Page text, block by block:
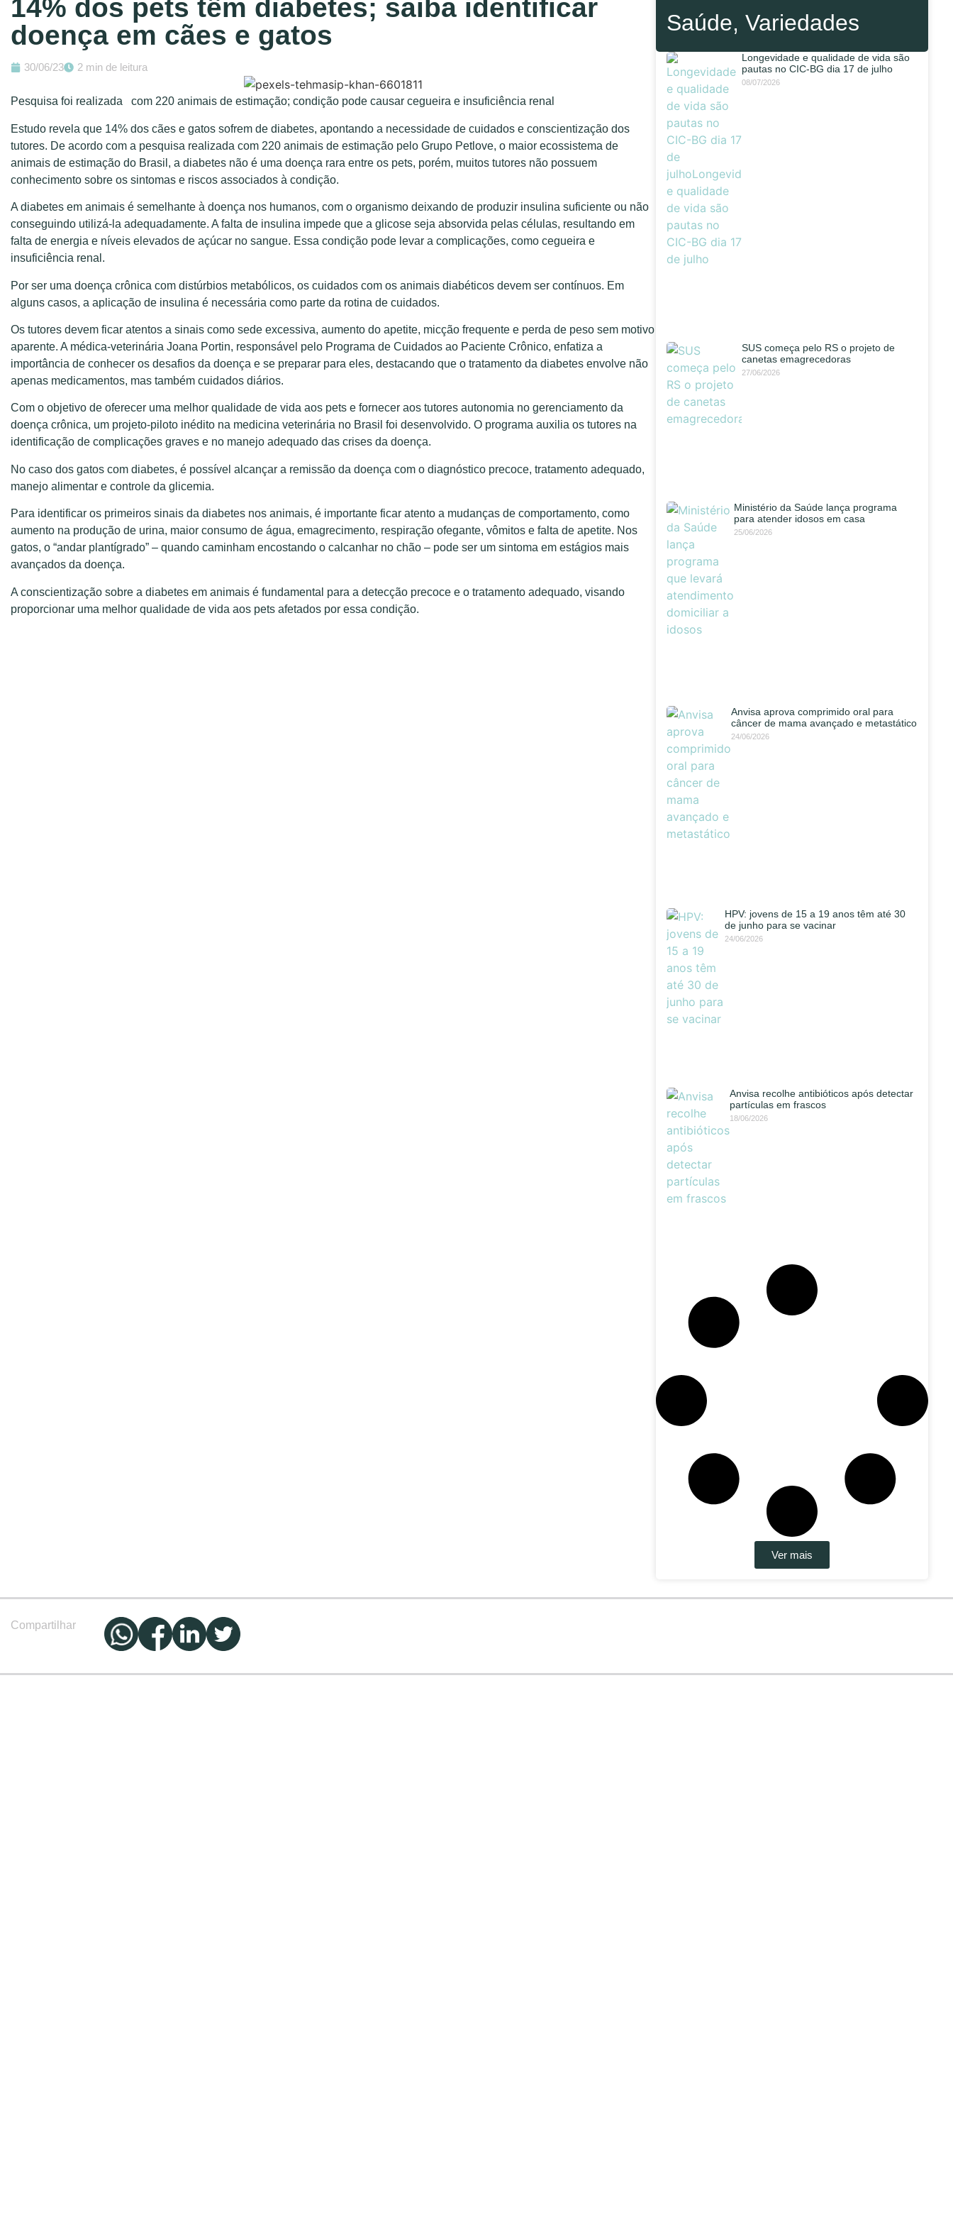
14% dos pets têm diabetes; saiba identificar
doença em cães e gatos
30/06/23 2 min de leitura
Pesquisa foi realizada com 220 animais de estimação; condição pode causar cegueira e insuficiência renal
Estudo revela que 14% dos cães e gatos sofrem de diabetes, apontando a necessidade de cuidados e conscientização dos
tutores. De acordo com a pesquisa realizada com 220 animais de estimação pelo Grupo Petlove, o maior ecossistema de
animais de estimação do Brasil, a diabetes não é uma doença rara entre os pets, porém, muitos tutores não possuem
conhecimento sobre os sintomas e riscos associados à condição.
A diabetes em animais é semelhante à doença nos humanos, com o organismo deixando de produzir insulina suficiente ou não
conseguindo utilizá-la adequadamente. A falta de insulina impede que a glicose seja absorvida pelas células, resultando em
falta de energia e níveis elevados de açúcar no sangue. Essa condição pode levar a complicações, como cegueira e
insuficiência renal.
Por ser uma doença crônica com distúrbios metabólicos, os cuidados com os animais diabéticos devem ser contínuos. Em
alguns casos, a aplicação de insulina é necessária como parte da rotina de cuidados.
Os tutores devem ficar atentos a sinais como sede excessiva, aumento do apetite, micção frequente e perda de peso sem motivo
aparente. A médica-veterinária Joana Portin, responsável pelo Programa de Cuidados ao Paciente Crônico, enfatiza a
importância de conhecer os desafios da doença e se preparar para eles, destacando que o tratamento da diabetes envolve não
apenas medicamentos, mas também cuidados diários.
Com o objetivo de oferecer uma melhor qualidade de vida aos pets e fornecer aos tutores autonomia no gerenciamento da
doença crônica, um projeto-piloto inédito na medicina veterinária no Brasil foi desenvolvido. O programa auxilia os tutores na
identificação de complicações graves e no manejo adequado das crises da doença.
No caso dos gatos com diabetes, é possível alcançar a remissão da doença com o diagnóstico precoce, tratamento adequado,
manejo alimentar e controle da glicemia.
Para identificar os primeiros sinais da diabetes nos animais, é importante ficar atento a mudanças de comportamento, como
aumento na produção de urina, maior consumo de água, emagrecimento, respiração ofegante, vômitos e falta de apetite. Nos
gatos, o “andar plantígrado” – quando caminham encostando o calcanhar no chão – pode ser um sintoma em estágios mais
avançados da doença.
A conscientização sobre a diabetes em animais é fundamental para a detecção precoce e o tratamento adequado, visando
proporcionar uma melhor qualidade de vida aos pets afetados por essa condição.
Saúde, Variedades
Longevidade e qualidade de vida são
pautas no CIC-BG dia 17 de julho
08/07/2026
SUS começa pelo RS o projeto de
canetas emagrecedoras
27/06/2026
Ministério da Saúde lança programa
para atender idosos em casa
25/06/2026
Anvisa aprova comprimido oral para
câncer de mama avançado e metastático
24/06/2026
HPV: jovens de 15 a 19 anos têm até 30
de junho para se vacinar
24/06/2026
Anvisa recolhe antibióticos após detectar
partículas em frascos
18/06/2026
Ver mais
Compartilhar